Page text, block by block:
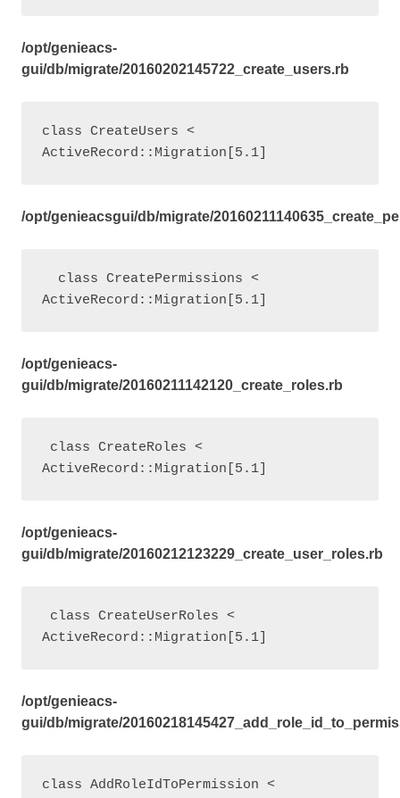
/opt/genieacs-
gui/db/migrate/20160202145722_create_users.rb
class CreateUsers <
ActiveRecord::Migration[5.1]
/opt/genieacsgui/db/migrate/
ActiveRecord::Migration[5.1]
/opt/genieacs-
gui/db/migrate/20160211142120_create_roles.rb
ActiveRecord::Migration[5.1]
/opt/genieacs-
gui/db/migrate/20160212123229_create_user_roles.rb
ActiveRecord::Migration[5.1]
/opt/genieacs-
gui/db/migrate/
class AddRoleIdToPermission <